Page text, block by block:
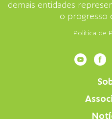
demais entidades
o progresso
Política de